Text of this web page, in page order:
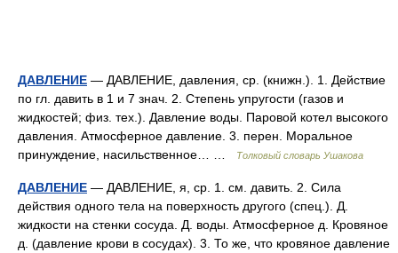
ДАВЛЕНИЕ — ДАВЛЕНИЕ, давления, ср. (книжн.). 1. Действие
по гл. давить в 1 и 7 знач. 2. Степень упругости (газов и
жидкостей; физ. тех.). Давление воды. Паровой котел высокого
давления. Атмосферное давление. 3. перен. Моральное
принуждение, насильственное… …
Толковый словарь Ушакова
ДАВЛЕНИЕ — ДАВЛЕНИЕ, я, ср. 1. см. давить. 2. Сила
действия одного тела на поверхность другого (спец.). Д.
жидкости на стенки сосуда. Д. воды. Атмосферное д. Кровяное
д. (давление крови в сосудах). 3. То же, что кровяное давление